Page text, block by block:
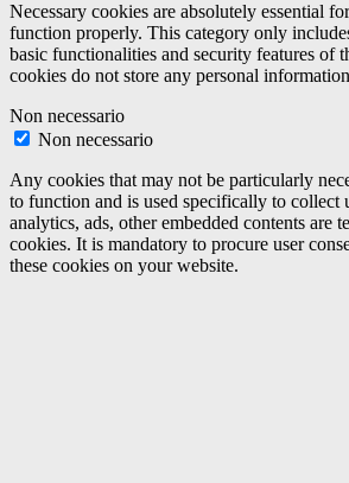
Necessary cookies are absolutely essential
function properly. This category only
basic functionalities and security features of
cookies do not store any personal
Non necessario
Non necessario
Any cookies that may not be particularly
to function and is used specifically to collect
analytics, ads, other embedded contents are
cookies. It is mandatory to procure user
these cookies on your website.